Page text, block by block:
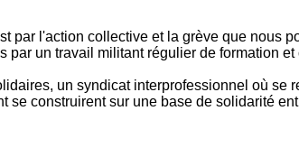
par l'action collective et la grève que nous
un travail militant régulier de formation et
un syndicat interprofessionnel où se
construirent sur une base de solidarité